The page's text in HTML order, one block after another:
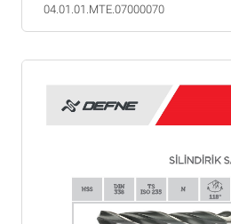
04.01.01.MTE.07000070